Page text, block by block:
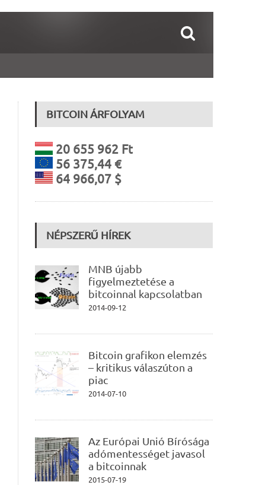
BITCOIN ÁRFOLYAM
20 655 962 Ft
56 375,44 €
64 966,07 $
NÉPSZERŰ HÍREK
MNB újabb
figyelmeztetése a
bitcoinnal kapcsolatban
2014-09-12
Bitcoin grafikon elemzés
– kritikus válaszúton a
piac
2014-07-10
Az Európai Unió Bírósága
adómentességet javasol
a bitcoinnak
2015-07-19